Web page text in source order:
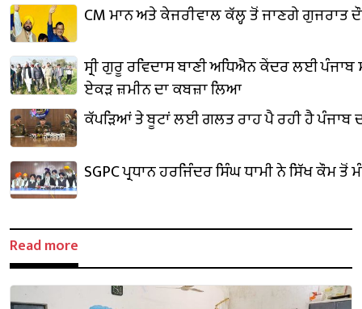
CM ਮਾਨ ਅਤੇ ਕੇਜਰੀਵਾਲ ਕੱਲ੍ਹ ਤੋਂ ਜਾਣਗੇ ਗੁਜਰਾਤ
ਸ੍ਰੀ ਗੁਰੂ ਰਵਿਦਾਸ ਬਾਣੀ ਅਧਿਐਨ ਕੇਂਦਰ ਲਈ ਪੰਜਾਬ
ਏਕੜ ਜ਼ਮੀਨ ਦਾ ਕਬਜ਼ਾ ਲਿਆ
ਕੱਪੜਿਆਂ ਤੇ ਬੂਟਾਂ ਲਈ ਗਲਤ ਰਾਹ ਪੈ ਰਹੀ ਹੈ ਪੰਜਾਬ
SGPC ਪ੍ਰਧਾਨ ਹਰਜਿੰਦਰ ਸਿੰਘ ਧਾਮੀ ਨੇ ਸਿੱਖ ਕੌਮ
Read more